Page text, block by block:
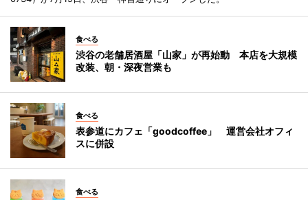
食べる
渋谷の老舗居酒屋「山家」が再始動 本店を大規模
改装、朝・深夜営業も
食べる
表参道にカフェ「goodcoffee」 運営会社オフィ
スに併設
食べる